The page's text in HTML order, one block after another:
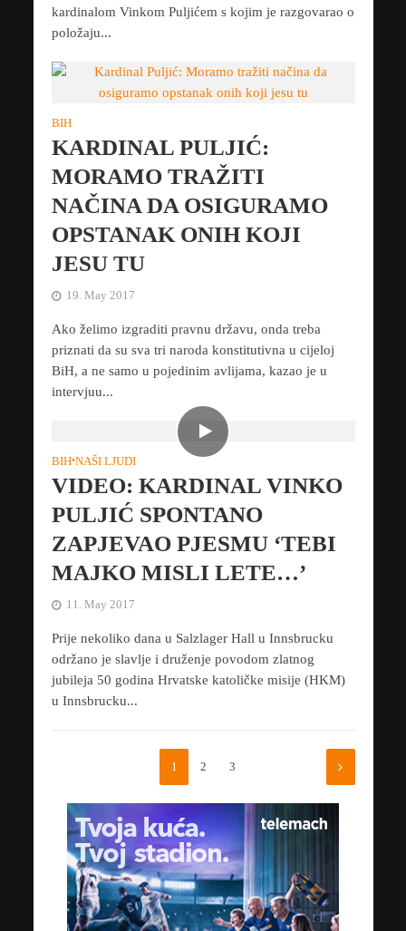
kardinalom Vinkom Puljićem s kojim je razgovarao o
položaju...
BIH
KARDINAL PULJIĆ:
MORAMO TRAŽITI
NAČINA DA OSIGURAMO
OPSTANAK ONIH KOJI
JESU TU
19. May 2017
Ako želimo izgraditi pravnu državu, onda treba
priznati da su sva tri naroda konstitutivna u cijeloj
BiH, a ne samo u pojedinim avlijama, kazao je u
intervjuu...
BIH•NAŠI LJUDI
VIDEO: KARDINAL VINKO
PULJIĆ SPONTANO
ZAPJEVAO PJESMU ‘TEBI
MAJKO MISLI LETE…’
11. May 2017
Prije nekoliko dana u Salzlager Hall u Innsbrucku
održano je slavlje i druženje povodom zlatnog
jubileja 50 godina Hrvatske katoličke misije (HKM)
u Innsbrucku...
1 2 3